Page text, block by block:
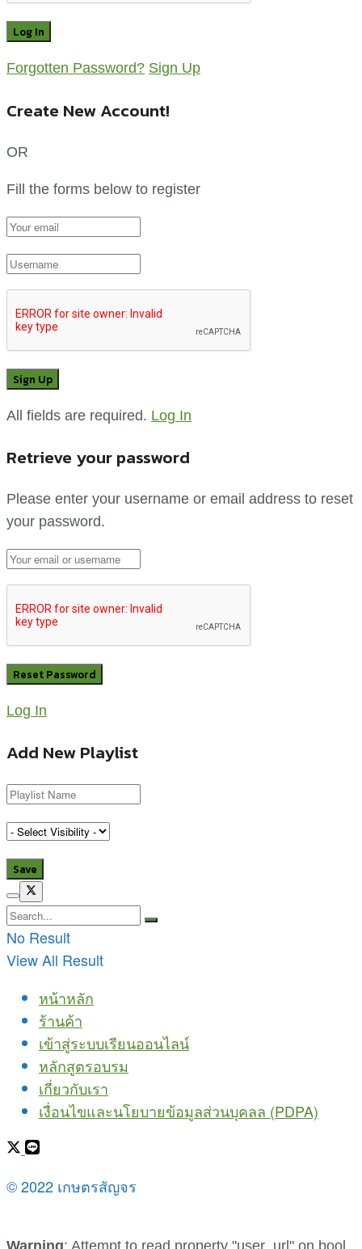
Forgotten Password? Sign Up
Create New Account!
OR
Fill the forms below to register
All fields are required. Log In
Retrieve your password
Please enter your username or email address to reset
your password.
Log In
Add New Playlist
No Result
View All Result
หน้าหลัก
ร้านค้า
เข้าสู่ระบบเรียนออนไลน์
หลักสูตรอบรม
เกี่ยวกับเรา
เงื่อนไขและนโยบายข้อมูลส่วนบุคลล (PDPA)
© 2022 เกษตรสัญจร
Warning: Attempt to read property "user_url" on bool